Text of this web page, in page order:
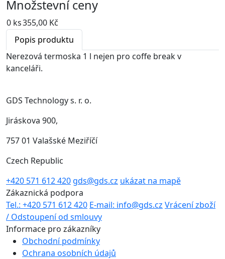
Množstevní ceny
0 ks355,00 Kč
Popis produktu
Nerezová termoska 1 l nejen pro coffe break v
kanceláři.
GDS Technology s. r. o.
Jiráskova 900,
757 01 Valašské Meziříčí
Czech Republic
+420 571 612 420 gds@gds.cz ukázat na mapě
Zákaznická podpora
Tel.: +420 571 612 420 E-mail: info@gds.cz Vrácení zboží
/ Odstoupení od smlouvy
Informace pro zákazníky
Obchodní podmínky
Ochrana osobních údajů